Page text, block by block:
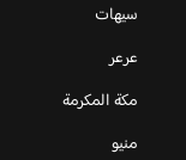
سيهات
عرعر
مكة المكرمة
منيو